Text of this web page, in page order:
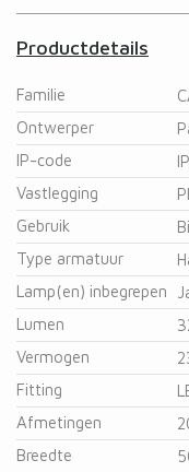
Productdetails
Familie
Ontwerper
IP-code
Vastlegging
Gebruik
Type armatuur
Lamp(en) inbegrepen
Lumen
Vermogen
Fitting
Afmetingen
Breedte